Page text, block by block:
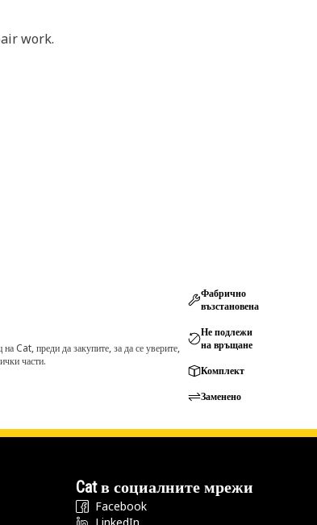
work.
Cat, преди да закупите, за да се уверите,
части.
Фабрично
възстановена
Не подлежи
на връщане
Комплект
Заменено
Cat в социалните мрежи
Facebook